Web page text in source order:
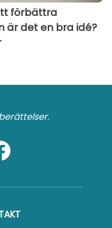
förbättra
är det en bra idé?